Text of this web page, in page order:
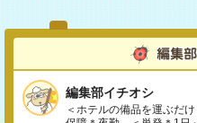
編集部イチオシ
＜ホテルの備品を運ぶだ